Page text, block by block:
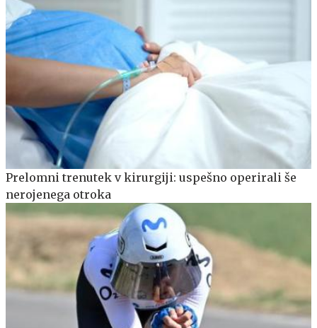
Prelomni trenutek v kirurgiji: uspešno operirali še
nerojenega otroka